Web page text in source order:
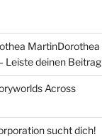
MartinDorothea
Leiste deinen Beitrag
Across
sucht dich!